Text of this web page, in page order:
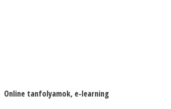
Online tanfolyamok, e-learning